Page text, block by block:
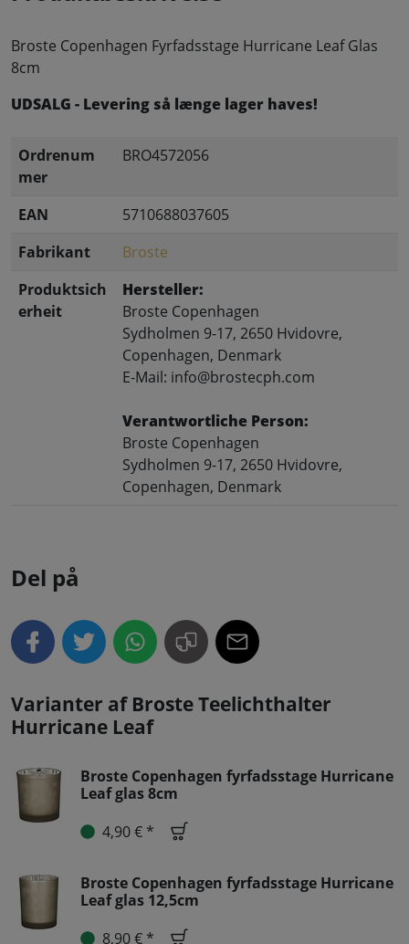
Broste Copenhagen Fyrfadsstage Hurricane Leaf Glas
8cm
UDSALG - Levering så længe lager haves!
Ordrenum
mer
BRO4572056
EAN
5710688037605
Fabrikant
Broste
Produktsich
erheit
Hersteller:
Broste Copenhagen
Sydholmen 9-17, 2650 Hvidovre,
Copenhagen, Denmark
E-Mail: info@brostecph.com
Verantwortliche Person:
Broste Copenhagen
Sydholmen 9-17, 2650 Hvidovre,
Copenhagen, Denmark
Del på
Varianter af Broste Teelichthalter
Hurricane Leaf
Broste Copenhagen fyrfadsstage Hurricane
Leaf glas 8cm
4,90 € *
Broste Copenhagen fyrfadsstage Hurricane
Leaf glas 12,5cm
8,90 € *